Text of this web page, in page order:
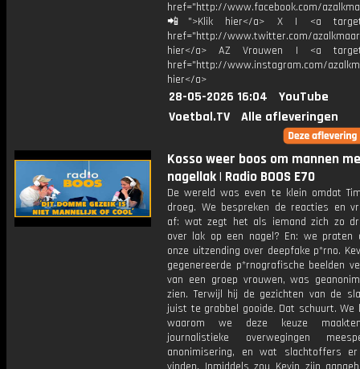
href="http://www.facebook.com/
📲">Klik hier</a> X | <a
href="http://www.twitter.com/
hier</a> AZ Vrouwen | <a
href="http://www.instagram.com/
hier</a>
28-05-2026 16:04
YouTube
Voetbal.TV
Alle afleveringen
Kosso weer boos om mannen
nagellak | Radio BOOS E70
De wereld was even te klein omdat
droeg. We bespreken de reacties en
af: wat zegt het als iemand zich zo
over lak op een nagel? En: we praten
onze uitzending over deepfake p*rno.
gegenereerde p*rnografische beelden
van een groep vrouwen, was
zien. Terwijl hij de gezichten van de
juist te grabbel gooide. Dat schuurt. We
waarom we deze keuze
journalistieke overwegingen
anonimisering, en wat slachtoffers